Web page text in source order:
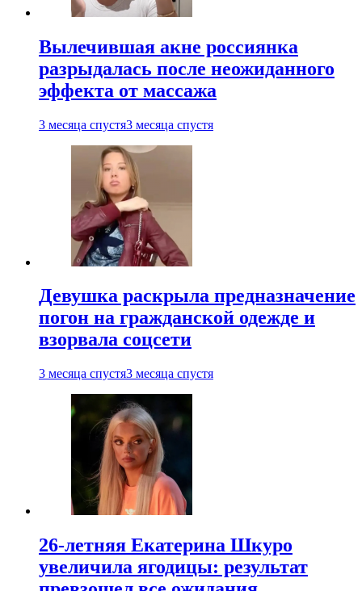
Вылечившая акне россиянка
разрыдалась после неожиданного
эффекта от массажа
3 месяца спустя3 месяца спустя
Девушка раскрыла предназначение
погон на гражданской одежде и
взорвала соцсети
3 месяца спустя3 месяца спустя
26-летняя Екатерина Шкуро
увеличила ягодицы: результат